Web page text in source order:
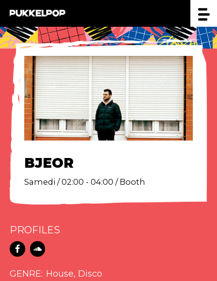
BJEOR
Samedi / 02:00 - 04:00 / Booth
PROFILES
GENRE House, Disco